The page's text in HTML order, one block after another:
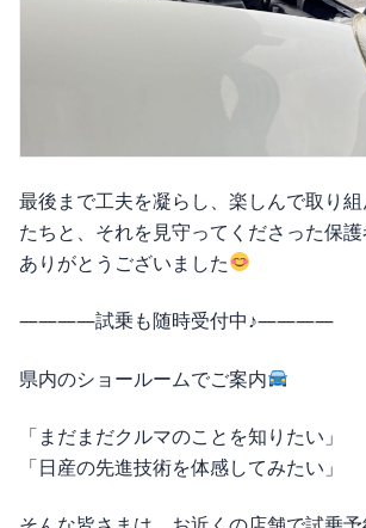
最後まで工夫を凝らし、楽しんで取り
たちと、それを見守ってくださった保
ありがとうございました
――――試乗も随時受付中♪————
県内のショールームでご案内
「まだまだクルマのことを知りたい」
「日産の先進技術を体感してみたい」